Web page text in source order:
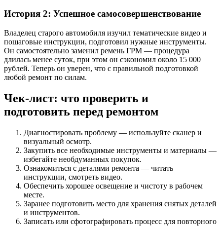
История 2: Успешное самосовершенствование
Владелец старого автомобиля изучил тематические видео и
пошаговые инструкции, подготовил нужные инструменты.
Он самостоятельно заменил ремень ГРМ — процедура
длилась менее суток, при этом он сэкономил около 15 000
рублей. Теперь он уверен, что с правильной подготовкой
любой ремонт по силам.
Чек-лист: что проверить и
подготовить перед ремонтом
Диагностировать проблему — используйте сканер и
визуальный осмотр.
Закупить все необходимые инструменты и материалы —
избегайте необдуманных покупок.
Ознакомиться с деталями ремонта — читать
инструкции, смотреть видео.
Обеспечить хорошее освещение и чистоту в рабочем
месте.
Заранее подготовить место для хранения снятых деталей
и инструментов.
Записать или сфотографировать процесс для повторного